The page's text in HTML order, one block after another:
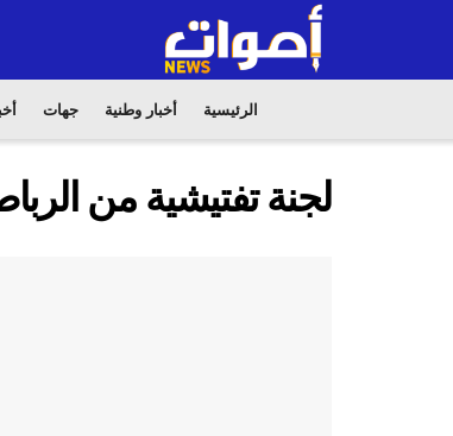
الرئيسية أخبار وطنية جهات
لجنة تفتيشية من